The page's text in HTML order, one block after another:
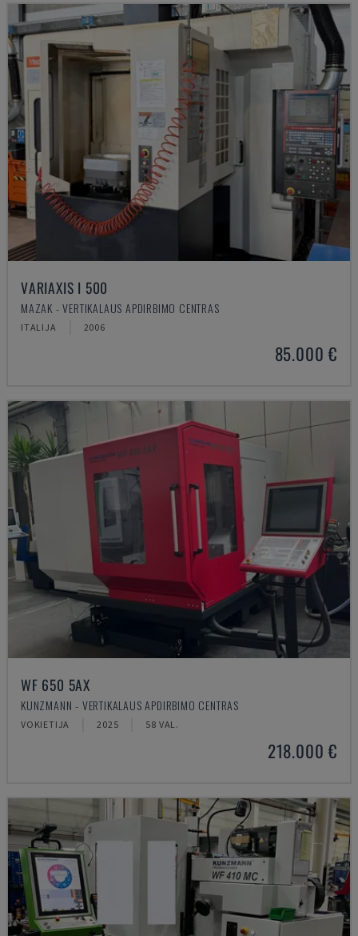
VARIAXIS I 500
MAZAK - VERTIKALAUS APDIRBIMO CENTRAS
ITALIJA 2006
85.000 €
WF 650 5AX
KUNZMANN - VERTIKALAUS APDIRBIMO CENTRAS
VOKIETIJA 2025 58 VAL.
218.000 €